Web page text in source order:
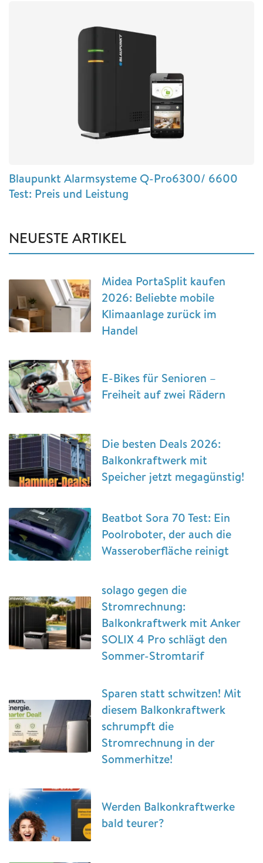
Blaupunkt Alarmsysteme Q-Pro6300/ 6600
Test: Preis und Leistung
NEUESTE ARTIKEL
Midea PortaSplit kaufen
2026: Beliebte mobile
Klimaanlage zurück im
Handel
E-Bikes für Senioren –
Freiheit auf zwei Rädern
Die besten Deals 2026:
Balkonkraftwerk mit
Speicher jetzt megagünstig!
Beatbot Sora 70 Test: Ein
Poolroboter, der auch die
Wasseroberfläche reinigt
solago gegen die
Stromrechnung:
Balkonkraftwerk mit Anker
SOLIX 4 Pro schlägt den
Sommer-Stromtarif
Sparen statt schwitzen! Mit
diesem Balkonkraftwerk
schrumpft die
Stromrechnung in der
Sommerhitze!
Werden Balkonkraftwerke
bald teurer?